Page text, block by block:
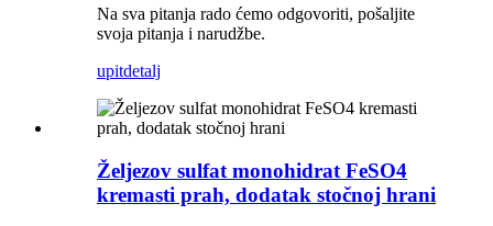
Na sva pitanja rado ćemo odgovoriti, pošaljite
svoja pitanja i narudžbe.
upitdetalj
Željezov sulfat monohidrat FeSO4
kremasti prah, dodatak stočnoj hrani